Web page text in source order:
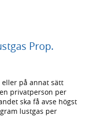
Prop.
eller på annat sätt
privatperson per
ska få avse högst
lustgas per